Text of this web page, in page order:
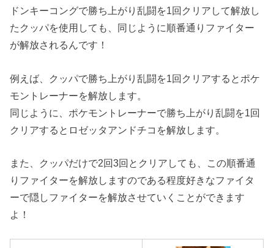
ドンキーコングで勝ち上がり乱闘を1回クリアして解放し
たクッパを使用しても、同じように順番通りファイター
が解放されるんです！
例えば、クッパで勝ち上がり乱闘を1回クリアするとポケ
モントレーナーを解放します。
同じように、ポケモントレーナーで勝ち上がり乱闘を1回
クリアするとロゼッタアンドチコを解放します。
また、クッパだけで2回3回とクリアしても、この順番通
りファイターを解放しますのである程度好きなファイタ
ーで隠しファイターを解放させていくことができます
よ！